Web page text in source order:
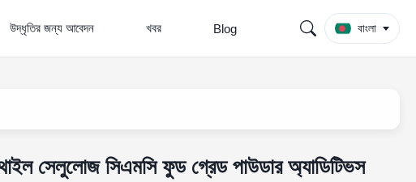
উদ্ধৃতির জন্য আবেদন খবর Blog বাংলা
সেলুলোজ সিএমসি ফুড গ্রেড পাউডার অ্যাডিটিভস